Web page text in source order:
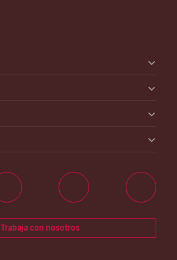
Trabaja con nosotros